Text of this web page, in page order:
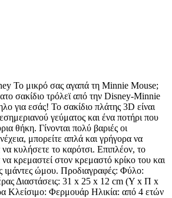
Το μικρό σας αγαπά τη Minnie Mouse;
σακίδιο τρόλεϊ από την Disney-Minnie
για εσάς! Το σακίδιο πλάτης 3D είναι
γεύματος και ένα ποτήρι που
θήκη. Γίνονται πολύ βαριές οι
μπορείτε απλά και γρήγορα να
να κυλήσετε το καρότσι. Επιπλέον, το
κρεμαστεί στον κρεμαστό κρίκο του και
ιμάντες ώμου. Προδιαγραφές: Φύλο:
Διαστάσεις: 31 x 25 x 12 cm (Υ x Π x
Κλείσιμο: Φερμουάρ Ηλικία: από 4 ετών